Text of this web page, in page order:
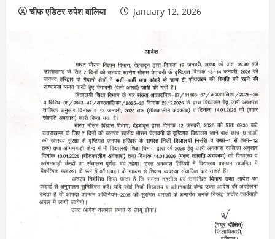
चीफ एडिटर रुपेश वालिया January 12, 2026